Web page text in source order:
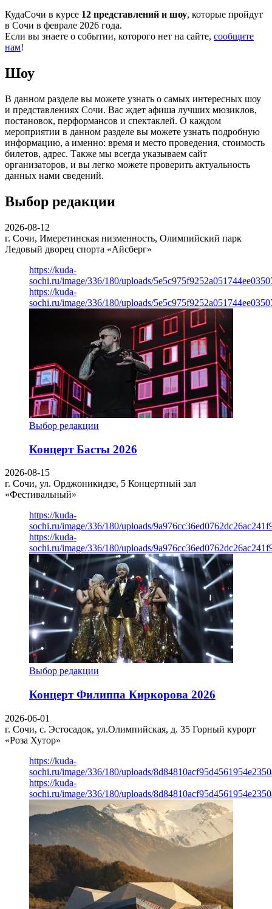
КудаСочи в курсе 12 представлений и шоу, которые пройдут
в Сочи в феврале 2026 года.
Если вы знаете о событии, которого нет на сайте, сообщите
нам!
Шоу
В данном разделе вы можете узнать о самых интересных шоу
и представлениях Сочи. Вас ждет афиша лучших мюзиклов,
постановок, перформансов и спектаклей. О каждом
мероприятии в данном разделе вы можете узнать подробную
информацию, а именно: время и место проведения, стоимость
билетов, адрес. Также мы всегда указываем сайт
организаторов, и вы легко можете проверить актуальность
данных нами сведений.
Выбор редакции
2026-08-12
г. Сочи, Имеретинская низменность, Олимпийский парк
Ледовый дворец спорта «Айсберг»
https://kuda-
sochi.ru/image/336/180/uploads/
https://kuda-
sochi.ru/image/336/180/uploads/
Выбор редакции
Концерт Басты 2026
2026-08-15
г. Сочи, ул. Орджоникидзе, 5 Концертный зал
«Фестивальный»
https://kuda-
sochi.ru/image/336/180/uploads/
https://kuda-
sochi.ru/image/336/180/uploads/
Выбор редакции
Концерт Филиппа Киркорова 2026
2026-06-01
г. Сочи, с. Эстосадок, ул.Олимпийская, д. 35 Горный курорт
«Роза Хутор»
https://kuda-
sochi.ru/image/336/180/uploads/
https://kuda-
sochi.ru/image/336/180/uploads/